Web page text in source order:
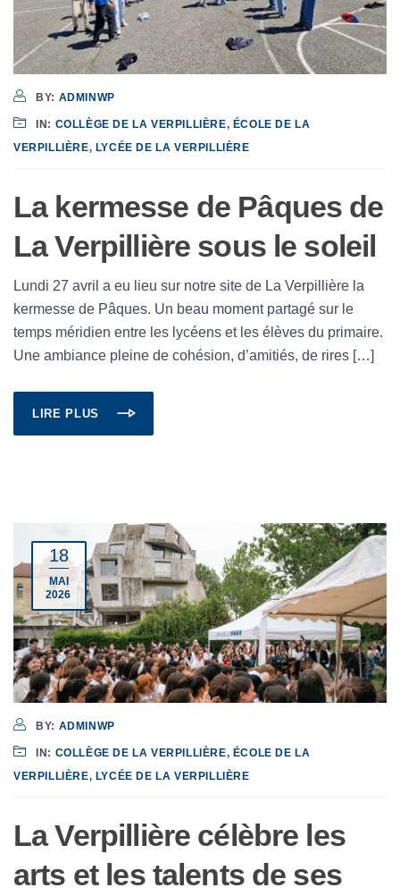
BY: ADMINWP
IN: COLLÈGE DE LA VERPILLIÈRE, ÉCOLE DE LA
VERPILLIÈRE, LYCÉE DE LA VERPILLIÈRE
La kermesse de Pâques de
La Verpillière sous le soleil
Lundi 27 avril a eu lieu sur notre site de La Verpillière la
kermesse de Pâques. Un beau moment partagé sur le
temps méridien entre les lycéens et les élèves du primaire.
Une ambiance pleine de cohésion, d’amitiés, de rires […]
LIRE PLUS
18
MAI
2026
BY: ADMINWP
IN: COLLÈGE DE LA VERPILLIÈRE, ÉCOLE DE LA
VERPILLIÈRE, LYCÉE DE LA VERPILLIÈRE
La Verpillière célèbre les
arts et les talents de ses